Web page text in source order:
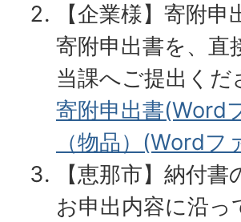
【企業様】寄附
寄附申出書を、直
当課へご提出くだ
寄附申出書(Word
（物品）(Wordフ
【恵那市】納付書
お申出内容に沿